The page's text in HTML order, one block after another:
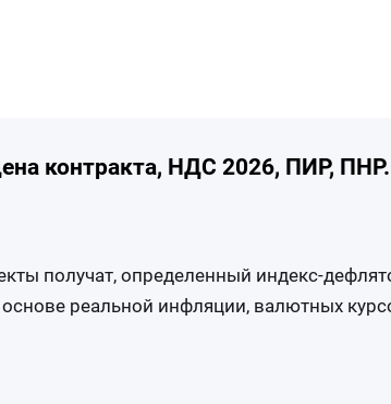
контракта, НДС 2026, ПИР,
получат, определенный индекс-
реальной инфляции, валютных